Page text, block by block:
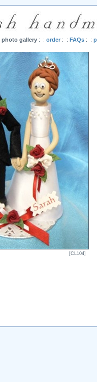
photo gallery : : order : : FAQs : :
[CL104]